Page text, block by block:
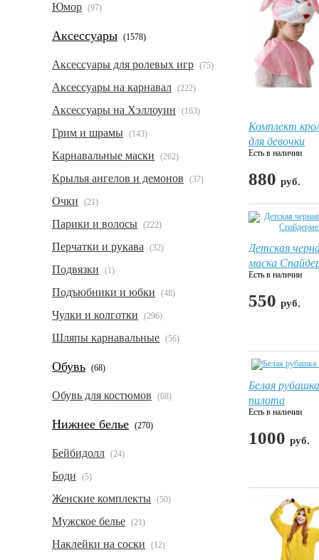
Юмор (97)
Аксессуары (1578)
Аксессуары для ролевых игр (75)
Аксессуары на карнавал (222)
Аксессуары на Хэллоуин (163)
Грим и шрамы (143)
Карнавальные маски (262)
Крылья ангелов и демонов (37)
Очки (21)
Парики и волосы (222)
Перчатки и рукава (32)
Подвязки (1)
Подъюбники и юбки (48)
Чулки и колготки (296)
Шляпы карнавальные (56)
Обувь (68)
Обувь для костюмов (68)
Нижнее белье (270)
Бейбидолл (24)
Боди (5)
Женские комплекты (50)
Мужское белье (21)
Наклейки на соски (12)
Комплект
для девочки
Есть в наличии
880 руб.
Детская
маска
Есть в наличии
550 руб.
Белая рубашка
пилота
Есть в наличии
1000 руб.